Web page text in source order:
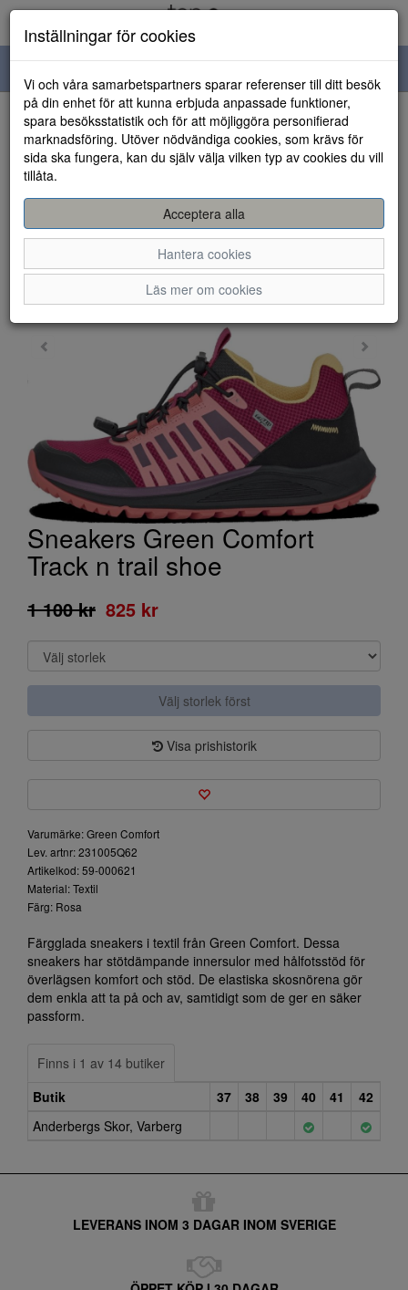
navigation
HEM
Sneakers Green Comfort
Track n trail shoe
1 100 kr 825 kr
Välj storlek först
Visa prishistorik
Varumärke: Green Comfort
Lev. artnr: 231005Q62
Artikelkod: 59-000621
Material: Textil
Färg: Rosa
Färgglada sneakers i textil från Green Comfort. Dessa
sneakers har stötdämpande innersulor med hålfotsstöd för
överlägsen komfort och stöd. De elastiska skosnörena gör
dem enkla att ta på och av, samtidigt som de ger en säker
passform.
Finns i 1 av 14 butiker
Butik
37 38 39 40 41
42
Anderbergs Skor, Varberg
LEVERANS INOM 3 DAGAR INOM SVERIGE
Inställningar för cookies
Vi och våra samarbetspartners sparar referenser till ditt besök
på din enhet för att kunna erbjuda anpassade funktioner,
spara besöksstatistik och för att möjliggöra personifierad
marknadsföring. Utöver nödvändiga cookies, som krävs för
sida ska fungera, kan du själv välja vilken typ av cookies du vill
tillåta.
Acceptera alla
Hantera cookies
Läs mer om cookies